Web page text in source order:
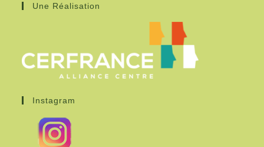
Une Réalisation
Instagram